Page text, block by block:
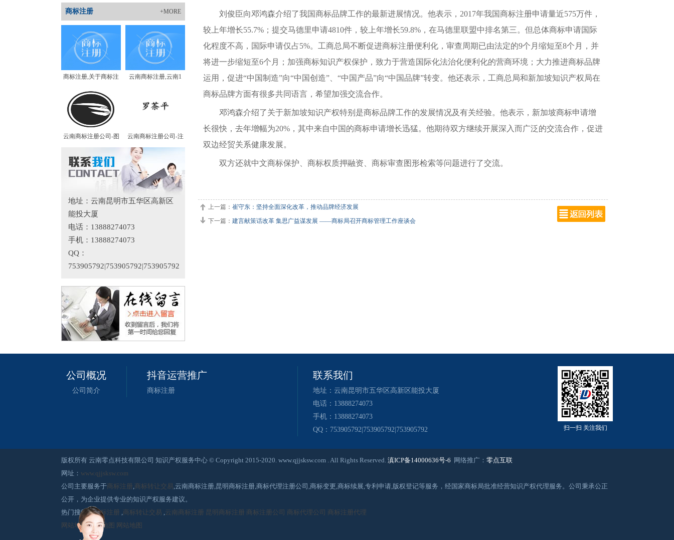
+MORE
商标注册
商标注册,关于商标注 云南商标注册,云南1
云南商标注册公司-图 云南商标注册公司-注
地址：云南昆明市五华区高新区
能投大厦
电话：13888274073
手机：13888274073
QQ：
753905792|753905792|753905792
刘俊臣向邓鸿森介绍了我国商标品牌工作的最新进展情况。他表示，2017年我国商标注册申请量近575万件，
较上年增长55.7%；提交马德里申请4810件，较上年增长59.8%，在马德里联盟中排名第三。但总体商标申请国际
化程度不高，国际申请仅占5%。工商总局不断促进商标注册便利化，审查周期已由法定的9个月缩短至8个月，并
将进一步缩短至6个月；加强商标知识产权保护，致力于营造国际化法治化便利化的营商环境；大力推进商标品牌
运用，促进“中国制造”向“中国创造”、“中国产品”向“中国品牌”转变。他还表示，工商总局和新加坡知识产权局在
商标品牌方面有很多共同语言，希望加强交流合作。
邓鸿森介绍了关于新加坡知识产权特别是商标品牌工作的发展情况及有关经验。他表示，新加坡商标申请增
长很快，去年增幅为20%，其中来自中国的商标申请增长迅猛。他期待双方继续开展深入而广泛的交流合作，促进
双边经贸关系健康发展。
双方还就中文商标保护、商标权质押融资、商标审查图形检索等问题进行了交流。
上一篇： 崔守东：坚持全面深化改革，推动品牌经济发展
下一篇： 建言献策话改革 集思广益谋发展 ——商标局召开商标管理工作座谈会
公司概况
公司简介
抖音运营推广
商标注册
联系我们
地址：云南昆明市五华区高新区能投大厦
电话：13888274073
手机：13888274073
QQ：753905792|753905792|753905792
扫一扫 关注我们
版权所有 云南零点科技有限公司 知识产权服务中心 © Copyright 2015-2020. www.qjjsksw.com . All Rights Reserved. 滇ICP备14000636号-6 网络推广： 零点互联
网址： www.qjjsksw.com
公司主要服务于商标注册 ,商标转让交易,云南商标注册,昆明商标注册,商标代理注册公司,商标变更,商标续展,专利申请,版权登记等服务，经国家商标局批准经营知识产权代理服务。公司秉承公正
公开，为企业提供专业的知识产权服务建议。
热门搜索：商标注册 ,商标转让交易 ,云南商标注册 昆明商标注册 商标注册公司 商标代理公司 商标注册代理
网站地图 网站地图 网站地图